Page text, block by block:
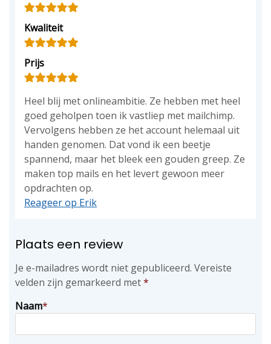
Kwaliteit
Prijs
Heel blij met onlineambitie. Ze hebben met heel
goed geholpen toen ik vastliep met mailchimp.
Vervolgens hebben ze het account helemaal uit
handen genomen. Dat vond ik een beetje
spannend, maar het bleek een gouden greep. Ze
maken top mails en het levert gewoon meer
opdrachten op.
Reageer op Erik
Plaats een review
Je e-mailadres wordt niet gepubliceerd. Vereiste
velden zijn gemarkeerd met*
Naam*